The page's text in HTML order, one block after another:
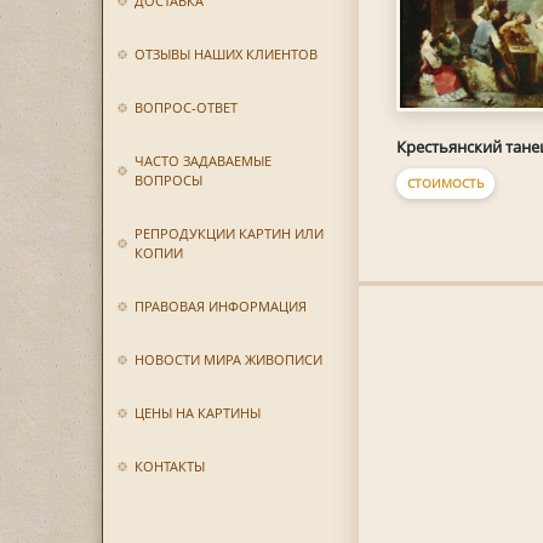
ОТЗЫВЫ НАШИХ КЛИЕНТОВ
ВОПРОС-ОТВЕТ
ЧАСТО ЗАДАВАЕМЫЕ
ВОПРОСЫ
РЕПРОДУКЦИИ КАРТИН ИЛИ
КОПИИ
ПРАВОВАЯ ИНФОРМАЦИЯ
НОВОСТИ МИРА ЖИВОПИСИ
ЦЕНЫ НА КАРТИНЫ
КОНТАКТЫ
Крестьянский
СТОИМОСТЬ